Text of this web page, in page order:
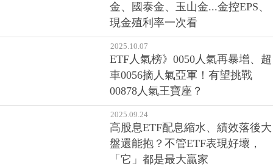
金、國泰金、玉山金...金控EPS、
現金殖利率一次看
2025.10.07
ETF人氣榜》0050人氣再暴增、超
車0056摘人氣亞軍！有望挑戰
00878人氣王寶座？
2025.09.24
高股息ETF配息縮水、績效落後大
盤還能抱？不管ETF表現好壞，
「它」都是最大贏家